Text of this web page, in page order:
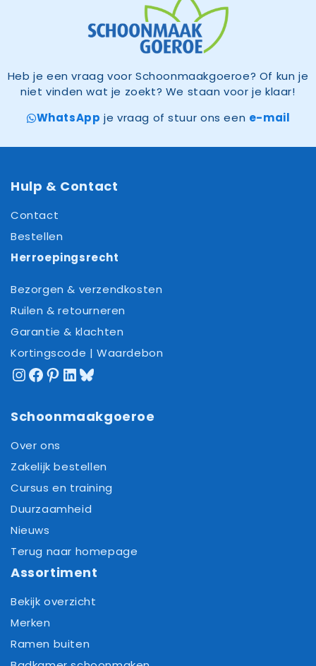
Heb je een vraag voor Schoonmaakgoeroe? Of kun je
niet vinden wat je zoekt? We staan voor je klaar!
WhatsApp je vraag of stuur ons een e-mail
Hulp & Contact
Contact
Bestellen
Herroepingsrecht
Bezorgen & verzendkosten
Ruilen & retourneren
Garantie & klachten
Kortingscode | Waardebon
Instagram
Facebook
Pinterest
LinkedIn
Bluesky
Schoonmaakgoeroe
Over ons
Zakelijk bestellen
Cursus en training
Duurzaamheid
Nieuws
Terug naar homepage
Assortiment
Bekijk overzicht
Merken
Ramen buiten